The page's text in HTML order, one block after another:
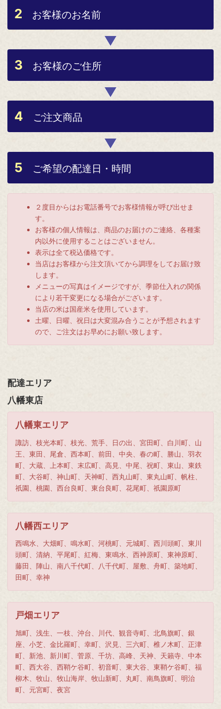
2 お客様のお名前
3 お客様のご住所
4 ご注文商品
5 ご希望の配達日・時間
２度目からはお電話番号でお客様情報が呼び出せま
す。
お客様の個人情報は、商品のお届けのご連絡、各種案
内以外に使用することはございません。
表示は全て税込価格です。
当店はお客様から注文頂いてから調理をしてお届け致
します。
メニューの写真はイメージですが、季節仕入れの関係
により若干変更になる場合がございます。
当店の米は国産米を使用しています。
土曜、日曜、祝日は大変混み合うことが予想されます
ので、ご注文はお早めにお願い致します。
配達エリア
八幡東店
八幡東エリア
諏訪、枝光本町、枝光、荒手、日の出、宮田町、白川町、山
王、東田、尾倉、西本町、前田、中央、春の町、勝山、羽衣
町、大蔵、上本町、末広町、高見、中尾、祝町、東山、東鉄
町、大谷町、神山町、天神町、西丸山町、東丸山町、帆柱、
祇園、桃園、西台良町、東台良町、花尾町、祇園原町
八幡西エリア
西鳴水、大畑町、鳴水町、河桃町、元城町、西川頭町、東川
頭町、清納、平尾町、紅梅、東鳴水、西神原町、東神原町、
藤田、陣山、南八千代町、八千代町、屋敷、舟町、築地町、
田町、幸神
戸畑エリア
旭町、浅生、一枝、沖台、川代、観音寺町、北鳥旗町、銀
座、小芝、金比羅町、幸町、沢見、三六町、椎ノ木町、正津
町、新池、新川町、菅原、千坊、高峰、天神、天籟寺、中本
町、西大谷、西鞘ケ谷町、初音町、東大谷、東鞘ケ谷町、福
柳木、牧山、牧山海岸、牧山新町、丸町、南鳥旗町、明治
町、元宮町、夜宮